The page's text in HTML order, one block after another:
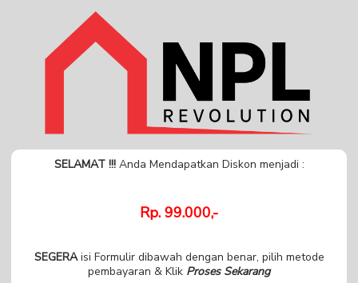
SELAMAT !!!Anda Mendapatkan Diskon menjadi :
Rp. 99.000,-
SEGERAisi Formulir dibawah dengan benar, pilih metode
pembayaran & Klik Proses Sekarang